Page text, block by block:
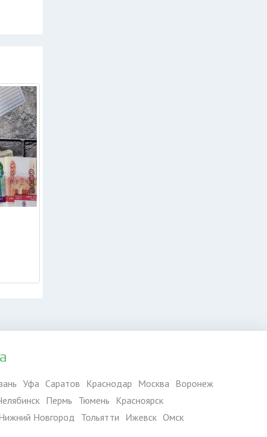
Уфа Саратов Краснодар Москва Воронеж
Пермь Тюмень Красноярск
Новгород Тольятти Ижевск Омск